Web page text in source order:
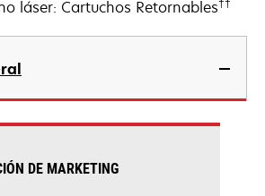
láser: Cartuchos Retornables††
DE MARKETING